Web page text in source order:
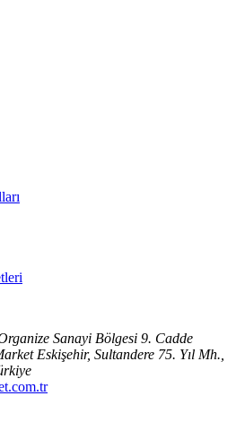
Sanayi Bölgesi 9. Cadde
Eskişehir, Sultandere 75. Yıl Mh.,